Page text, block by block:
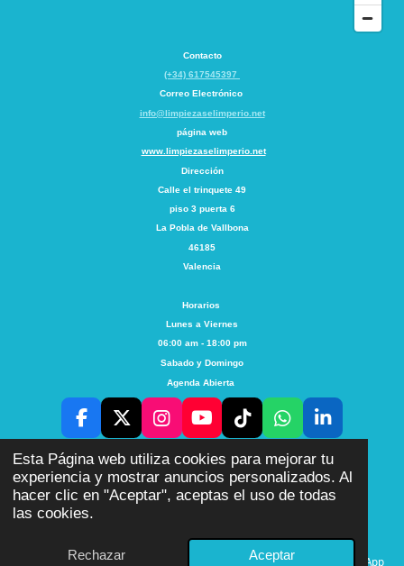
Esta Página web utiliza cookies para mejorar tu
experiencia y mostrar anuncios personalizados. Al
hacer clic en "Aceptar", aceptas el uso de todas
las cookies.
Rechazar Aceptar
Contacto
(+34) 617545397
Correo Electrónico
info@limpiezaselimperio.net
página web
www.limpiezaselimperio.net
Dirección
Calle el trinquete 49
piso 3 puerta 6
La Pobla de Vallbona
46185
Valencia
Horarios
Lunes a Viernes
06:00 am - 18:00 pm
Sabado y Domingo
Agenda Abierta
F
a
c
e
b
o
k
X
I
n
s
t
a
Y
o
u
T
u
T
i
k
T
o
W
h
a
t
s
p
L
i
n
k
e
Con la tecnología deWebador
Correo electrónico Facebook WhatsApp